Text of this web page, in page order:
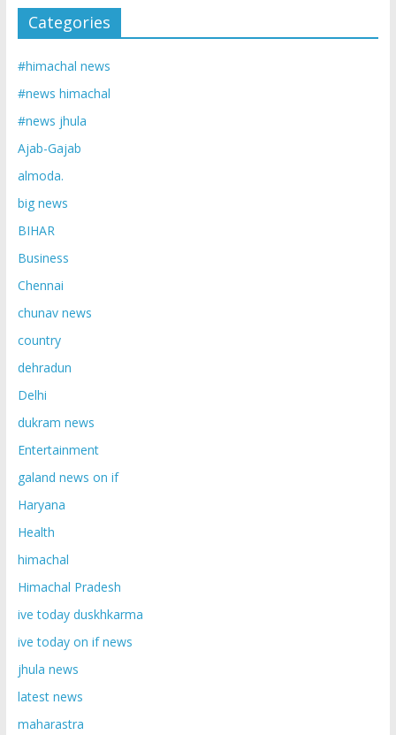
Categories
#himachal news
#news himachal
#news jhula
Ajab-Gajab
almoda.
big news
BIHAR
Business
Chennai
chunav news
country
dehradun
Delhi
dukram news
Entertainment
galand news on if
Haryana
Health
himachal
Himachal Pradesh
ive today duskhkarma
ive today on if news
jhula news
latest news
maharastra